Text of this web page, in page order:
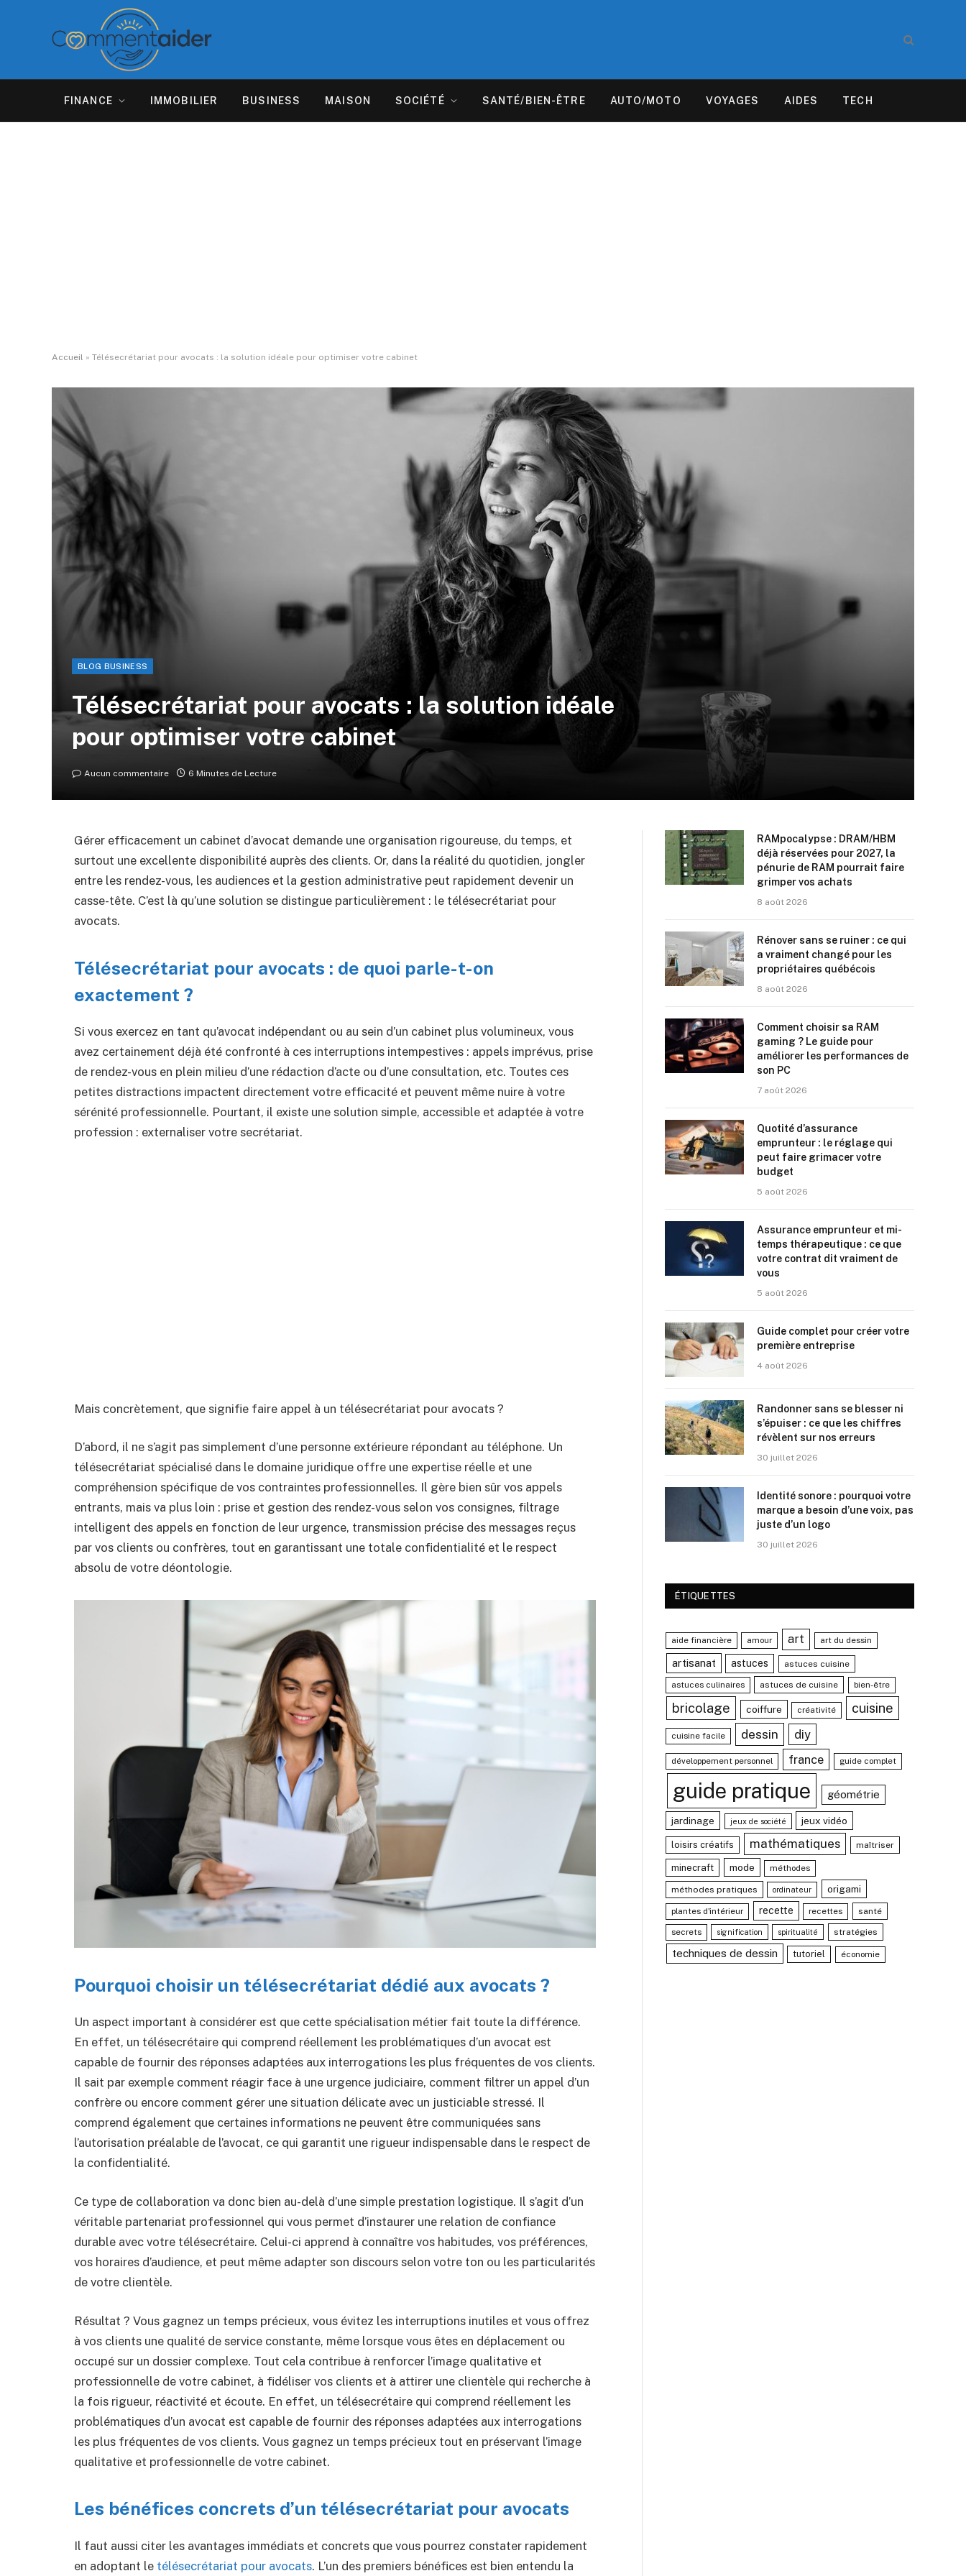
FINANCE IMMOBILIER BUSINESS MAISON SOCIÉTÉ SANTÉ/BIEN-ÊTRE AUTO/MOTO VOYAGES AIDES TECH
Accueil » Télésecrétariat pour avocats : la solution idéale pour optimiser votre cabinet
BLOG BUSINESS
Télésecrétariat pour avocats : la solution idéale
pour optimiser votre cabinet
Aucun commentaire 6 Minutes de Lecture
Gérer efficacement un cabinet d’avocat demande une organisation rigoureuse, du temps, et
surtout une excellente disponibilité auprès des clients. Or, dans la réalité du quotidien, jongler
entre les rendez-vous, les audiences et la gestion administrative peut rapidement devenir un
casse-tête. C’est là qu’une solution se distingue particulièrement : le télésecrétariat pour
avocats.
Télésecrétariat pour avocats : de quoi parle-t-on
exactement ?
Si vous exercez en tant qu’avocat indépendant ou au sein d’un cabinet plus volumineux, vous
avez certainement déjà été confronté à ces interruptions intempestives : appels imprévus, prise
de rendez-vous en plein milieu d’une rédaction d’acte ou d’une consultation, etc. Toutes ces
petites distractions impactent directement votre efficacité et peuvent même nuire à votre
sérénité professionnelle. Pourtant, il existe une solution simple, accessible et adaptée à votre
profession : externaliser votre secrétariat.
Mais concrètement, que signifie faire appel à un télésecrétariat pour avocats ?
D’abord, il ne s’agit pas simplement d’une personne extérieure répondant au téléphone. Un
télésecrétariat spécialisé dans le domaine juridique offre une expertise réelle et une
compréhension spécifique de vos contraintes professionnelles. Il gère bien sûr vos appels
entrants, mais va plus loin : prise et gestion des rendez-vous selon vos consignes, filtrage
intelligent des appels en fonction de leur urgence, transmission précise des messages reçus
par vos clients ou confrères, tout en garantissant une totale confidentialité et le respect
absolu de votre déontologie.
Pourquoi choisir un télésecrétariat dédié aux avocats ?
Un aspect important à considérer est que cette spécialisation métier fait toute la différence.
En effet, un télésecrétaire qui comprend réellement les problématiques d’un avocat est
capable de fournir des réponses adaptées aux interrogations les plus fréquentes de vos clients.
Il sait par exemple comment réagir face à une urgence judiciaire, comment filtrer un appel d’un
confrère ou encore comment gérer une situation délicate avec un justiciable stressé. Il
comprend également que certaines informations ne peuvent être communiquées sans
l’autorisation préalable de l’avocat, ce qui garantit une rigueur indispensable dans le respect de
la confidentialité.
Ce type de collaboration va donc bien au-delà d’une simple prestation logistique. Il s’agit d’un
véritable partenariat professionnel qui vous permet d’instaurer une relation de confiance
durable avec votre télésecrétaire. Celui-ci apprend à connaître vos habitudes, vos préférences,
vos horaires d’audience, et peut même adapter son discours selon votre ton ou les particularités
de votre clientèle.
Résultat ? Vous gagnez un temps précieux, vous évitez les interruptions inutiles et vous offrez
à vos clients une qualité de service constante, même lorsque vous êtes en déplacement ou
occupé sur un dossier complexe. Tout cela contribue à renforcer l’image qualitative et
professionnelle de votre cabinet, à fidéliser vos clients et à attirer une clientèle qui recherche à
la fois rigueur, réactivité et écoute. En effet, un télésecrétaire qui comprend réellement les
problématiques d’un avocat est capable de fournir des réponses adaptées aux interrogations
les plus fréquentes de vos clients. Vous gagnez un temps précieux tout en préservant l’image
qualitative et professionnelle de votre cabinet.
Les bénéfices concrets d’un télésecrétariat pour avocats
Il faut aussi citer les avantages immédiats et concrets que vous pourrez constater rapidement
en adoptant le télésecrétariat pour avocats. L’un des premiers bénéfices est bien entendu la
RAMpocalypse : DRAM/HBM
déjà réservées pour 2027, la
pénurie de RAM pourrait faire
grimper vos achats
8 août 2026
Rénover sans se ruiner : ce qui
a vraiment changé pour les
propriétaires québécois
8 août 2026
Comment choisir sa RAM
gaming ? Le guide pour
améliorer les performances de
son PC
7 août 2026
Quotité d’assurance
emprunteur : le réglage qui
peut faire grimacer votre
budget
5 août 2026
Assurance emprunteur et mi-
temps thérapeutique : ce que
votre contrat dit vraiment de
vous
5 août 2026
Guide complet pour créer votre
première entreprise
4 août 2026
Randonner sans se blesser ni
s’épuiser : ce que les chiffres
révèlent sur nos erreurs
30 juillet 2026
Identité sonore : pourquoi votre
marque a besoin d’une voix, pas
juste d’un logo
30 juillet 2026
ÉTIQUETTES
aide financière amour art art du dessin
artisanat astuces astuces cuisine
astuces culinaires astuces de cuisine bien-être
bricolage coiffure créativité cuisine
cuisine facile dessin diy
développement personnel france guide complet
guide pratique géométrie
jardinage jeux de société jeux vidéo
loisirs créatifs mathématiques maîtriser
minecraft mode méthodes
méthodes pratiques ordinateur origami
plantes d'intérieur recette recettes santé
secrets signification spiritualité stratégies
techniques de dessin tutoriel économie